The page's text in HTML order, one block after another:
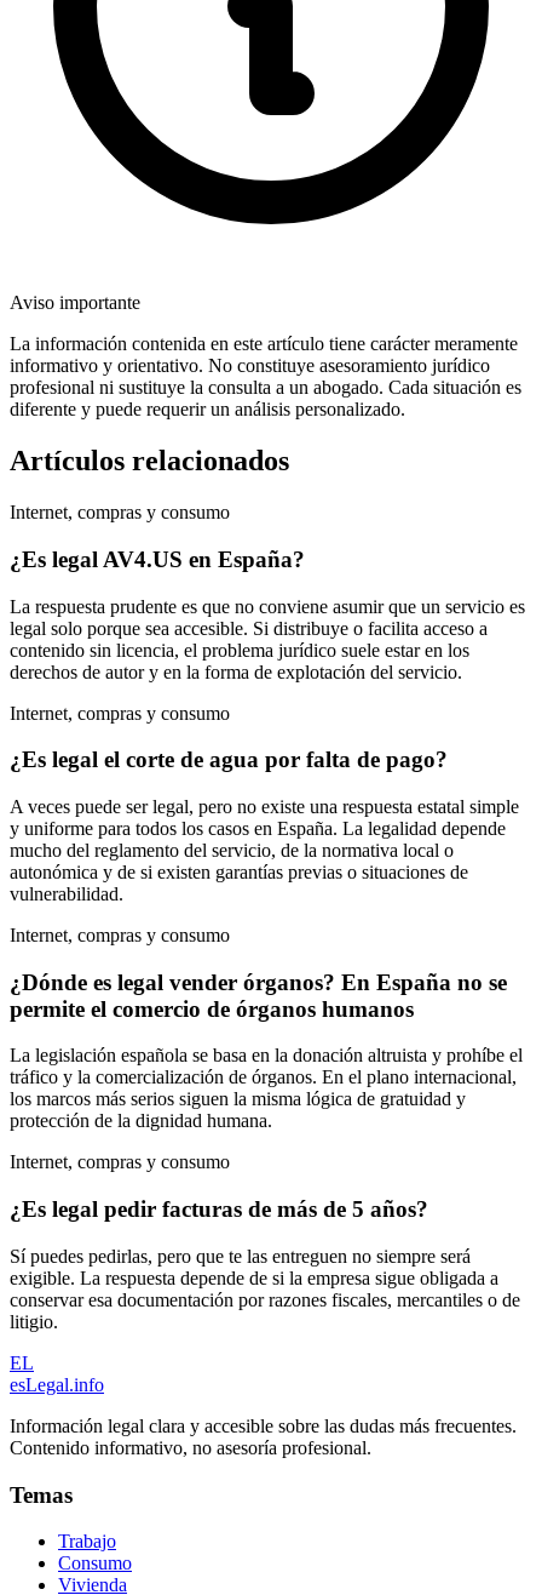
Aviso importante
La información contenida en este artículo tiene carácter meramente
informativo y orientativo. No constituye asesoramiento jurídico
profesional ni sustituye la consulta a un abogado. Cada situación es
diferente y puede requerir un análisis personalizado.
Artículos relacionados
Internet, compras y consumo
¿Es legal AV4.US en España?
La respuesta prudente es que no conviene asumir que un servicio es
legal solo porque sea accesible. Si distribuye o facilita acceso a
contenido sin licencia, el problema jurídico suele estar en los
derechos de autor y en la forma de explotación del servicio.
Internet, compras y consumo
¿Es legal el corte de agua por falta de pago?
A veces puede ser legal, pero no existe una respuesta estatal simple
y uniforme para todos los casos en España. La legalidad depende
mucho del reglamento del servicio, de la normativa local o
autonómica y de si existen garantías previas o situaciones de
vulnerabilidad.
Internet, compras y consumo
¿Dónde es legal vender órganos? En España no se
permite el comercio de órganos humanos
La legislación española se basa en la donación altruista y prohíbe el
tráfico y la comercialización de órganos. En el plano internacional,
los marcos más serios siguen la misma lógica de gratuidad y
protección de la dignidad humana.
Internet, compras y consumo
¿Es legal pedir facturas de más de 5 años?
Sí puedes pedirlas, pero que te las entreguen no siempre será
exigible. La respuesta depende de si la empresa sigue obligada a
conservar esa documentación por razones fiscales, mercantiles o de
litigio.
EL
esLegal.info
Información legal clara y accesible sobre las dudas más frecuentes.
Contenido informativo, no asesoría profesional.
Temas
Trabajo
Consumo
Vivienda